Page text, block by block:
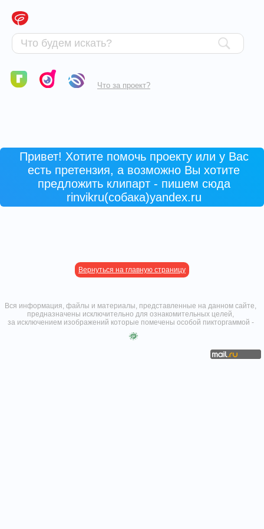
Что за проект?
Привет! Хотите помочь проекту или у Вас
есть претензия, а возможно Вы хотите
предложить клипарт - пишем сюда
rinvikru(собака)yandex.ru
Вернуться на главную страницу
Вся информация, файлы и материалы, представленные на данном сайте,
предназначены исключительно для ознакомительных целей,
за исключением изображений которые помечены особой пикторгаммой -